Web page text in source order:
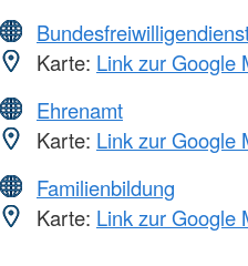
Karte: Link zur Google
Ehrenamt
Karte: Link zur Google
Familienbildung
Karte: Link zur Google